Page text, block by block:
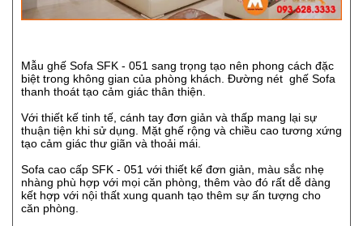
Mẫu ghế Sofa SFK - 051 sang trọng tạo nên phong cách đặc
biệt trong không gian của phòng khách. Đường nét ghế Sofa
thanh thoát tạo cảm giác thân thiện.
Với thiết kế tinh tế, cánh tay đơn giản và thấp mang lại sự
thuận tiện khi sử dụng. Mặt ghế rộng và chiều cao tương xứng
tạo cảm giác thư giãn và thoải mái.
Sofa cao cấp SFK - 051 với thiết kế đơn giản, màu sắc nhẹ
nhàng phù hợp với mọi căn phòng, thêm vào đó rất dễ dàng
kết hợp với nội thất xung quanh tạo thêm sự ấn tượng cho
căn phòng.